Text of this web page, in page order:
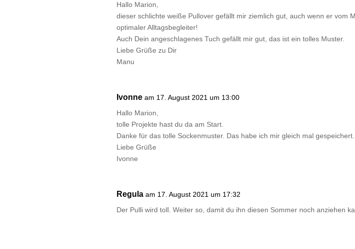
Hallo Marion,
dieser schlichte weiße Pullover gefällt mir ziemlich gut, auch wenn er vom
optimaler Alltagsbegleiter!
Auch Dein angeschlagenes Tuch gefällt mir gut, das ist ein tolles Muster.
Liebe Grüße zu Dir
Manu
Ivonne am 17. August 2021 um 13:00
Hallo Marion,
tolle Projekte hast du da am Start.
Danke für das tolle Sockenmuster. Das habe ich mir gleich mal gespeichert.
Liebe Grüße
Ivonne
Regula am 17. August 2021 um 17:32
Der Pulli wird toll. Weiter so, damit du ihn diesen Sommer noch anziehen